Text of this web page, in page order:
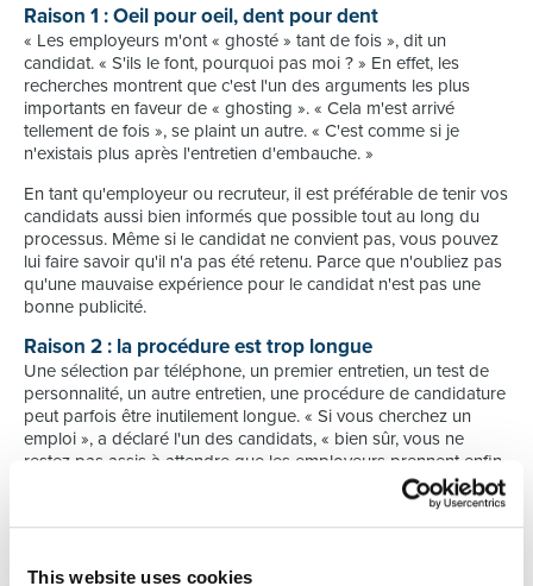
This website uses cookies
Raison 1 : Oeil pour oeil, dent pour dent
« Les employeurs m'ont « ghosté » tant de fois », dit un
candidat. « S'ils le font, pourquoi pas moi ? » En effet, les
recherches montrent que c'est l'un des arguments les plus
importants en faveur de « ghosting ». « Cela m'est arrivé
tellement de fois », se plaint un autre. « C'est comme si je
n'existais plus après l'entretien d'embauche. »
En tant qu'employeur ou recruteur, il est préférable de tenir vos
candidats aussi bien informés que possible tout au long du
processus. Même si le candidat ne convient pas, vous pouvez
lui faire savoir qu'il n'a pas été retenu. Parce que n'oubliez pas
qu'une mauvaise expérience pour le candidat n'est pas une
bonne publicité.
Raison 2 : la procédure est trop longue
Une sélection par téléphone, un premier entretien, un test de
personnalité, un autre entretien, une procédure de candidature
peut parfois être inutilement longue. « Si vous cherchez un
emploi », a déclaré l'un des candidats, « bien sûr, vous ne
restez pas assis à attendre que les employeurs prennent enfin
une décision. » Un autre a expliqué son « ghosting » comme
suit : « Au moment où ils ont finalement répondu, je travaillais
déjà depuis longtemps ailleurs. »
Raison 3 : il n'y a pas de concordance